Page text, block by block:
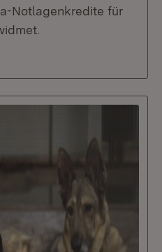
Notlagenkredite für